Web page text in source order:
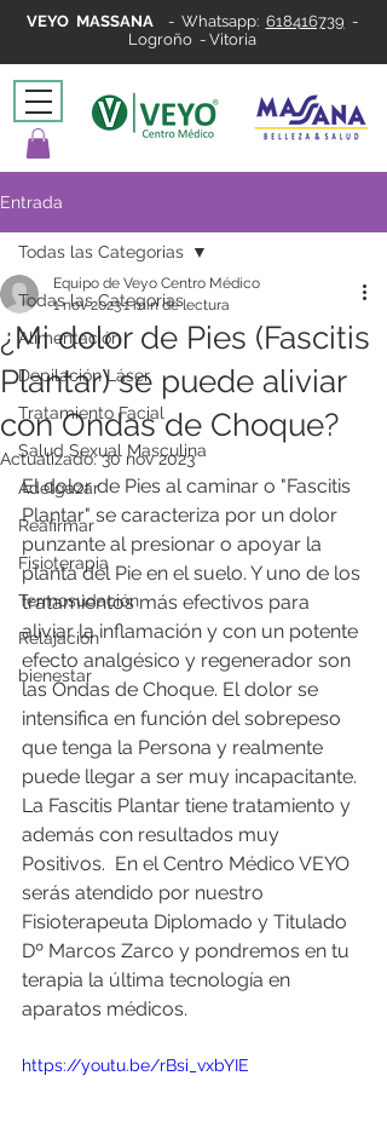
VEYO MASSANA- Whatsapp: 618416739 -
Logroño - Vitoria
Entrada
Todas las Categorias
Alimentación
Depilación Láser
Tratamiento Facial
Salud Sexual Masculina
Adelgazar
Reafirmar
Fisioterapia
Termosudación
Relajación
bienestar
Todas las Categorias
¿Mi dolor de Pies (Fascitis
Plantar) se puede aliviar
con Ondas de Choque?
Equipo de Veyo Centro Médico
1 nov 20231 min de lectura
Actualizado:30 nov 2023
El dolor de Pies al caminar o "Fascitis
Plantar" se caracteriza por un dolor
punzante al presionar o apoyar la
planta del Pie en el suelo. Y uno de los
tratamientos más efectivos para
aliviar la inflamación y con un potente
efecto analgésico y regenerador son
las Ondas de Choque. El dolor se
intensifica en función del sobrepeso
que tenga la Persona y realmente
puede llegar a ser muy incapacitante.
La Fascitis Plantar tiene tratamiento y
además con resultados muy
Positivos.  En el Centro Médico VEYO
serás atendido por nuestro
Fisioterapeuta Diplomado y Titulado
Dº Marcos Zarco y pondremos en tu
terapia la última tecnología en
aparatos médicos.
https://youtu.be/rBsi_vxbYIE